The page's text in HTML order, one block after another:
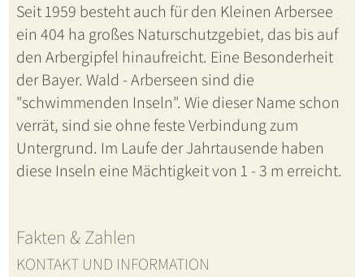
Seit 1959 besteht auch für den Kleinen Arbersee
ein 404 ha großes Naturschutzgebiet, das bis auf
den Arbergipfel hinaufreicht. Eine Besonderheit
der Bayer. Wald - Arberseen sind die
"schwimmenden Inseln". Wie dieser Name schon
verrät, sind sie ohne feste Verbindung zum
Untergrund. Im Laufe der Jahrtausende haben
diese Inseln eine Mächtigkeit von 1 - 3 m erreicht.
Fakten & Zahlen
KONTAKT UND INFORMATION